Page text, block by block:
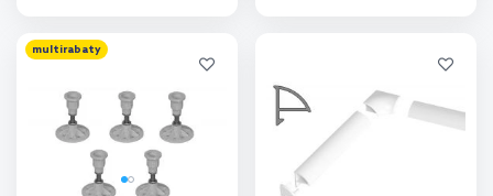
Dodaj do
porównania porównania
multirabaty